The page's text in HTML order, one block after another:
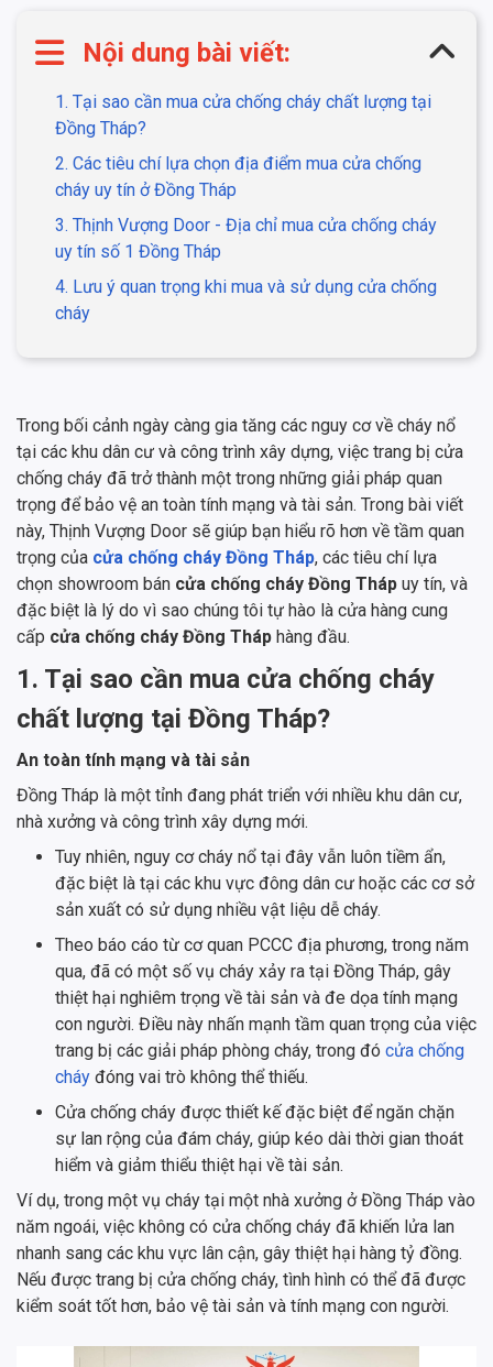
Nội dung bài viết:
1. Tại sao cần mua cửa chống cháy chất lượng tại
Đồng Tháp?
2. Các tiêu chí lựa chọn địa điểm mua cửa chống
cháy uy tín ở Đồng Tháp
3. Thịnh Vượng Door - Địa chỉ mua cửa chống cháy
uy tín số 1 Đồng Tháp
4. Lưu ý quan trọng khi mua và sử dụng cửa chống
cháy
Trong bối cảnh ngày càng gia tăng các nguy cơ về cháy nổ
tại các khu dân cư và công trình xây dựng, việc trang bị cửa
chống cháy đã trở thành một trong những giải pháp quan
trọng để bảo vệ an toàn tính mạng và tài sản. Trong bài viết
này, Thịnh Vượng Door sẽ giúp bạn hiểu rõ hơn về tầm quan
trọng của cửa chống cháy Đồng Tháp, các tiêu chí lựa
chọn showroom bán cửa chống cháy Đồng Tháp uy tín, và
đặc biệt là lý do vì sao chúng tôi tự hào là cửa hàng cung
cấp cửa chống cháy Đồng Tháp hàng đầu.
1. Tại sao cần mua cửa chống cháy
chất lượng tại Đồng Tháp?
An toàn tính mạng và tài sản
Đồng Tháp là một tỉnh đang phát triển với nhiều khu dân cư,
nhà xưởng và công trình xây dựng mới.
Tuy nhiên, nguy cơ cháy nổ tại đây vẫn luôn tiềm ẩn,
đặc biệt là tại các khu vực đông dân cư hoặc các cơ sở
sản xuất có sử dụng nhiều vật liệu dễ cháy.
Theo báo cáo từ cơ quan PCCC địa phương, trong năm
qua, đã có một số vụ cháy xảy ra tại Đồng Tháp, gây
thiệt hại nghiêm trọng về tài sản và đe dọa tính mạng
con người. Điều này nhấn mạnh tầm quan trọng của việc
trang bị các giải pháp phòng cháy, trong đó cửa chống
cháy đóng vai trò không thể thiếu.
Cửa chống cháy được thiết kế đặc biệt để ngăn chặn
sự lan rộng của đám cháy, giúp kéo dài thời gian thoát
hiểm và giảm thiểu thiệt hại về tài sản.
Ví dụ, trong một vụ cháy tại một nhà xưởng ở Đồng Tháp vào
năm ngoái, việc không có cửa chống cháy đã khiến lửa lan
nhanh sang các khu vực lân cận, gây thiệt hại hàng tỷ đồng.
Nếu được trang bị cửa chống cháy, tình hình có thể đã được
kiểm soát tốt hơn, bảo vệ tài sản và tính mạng con người.